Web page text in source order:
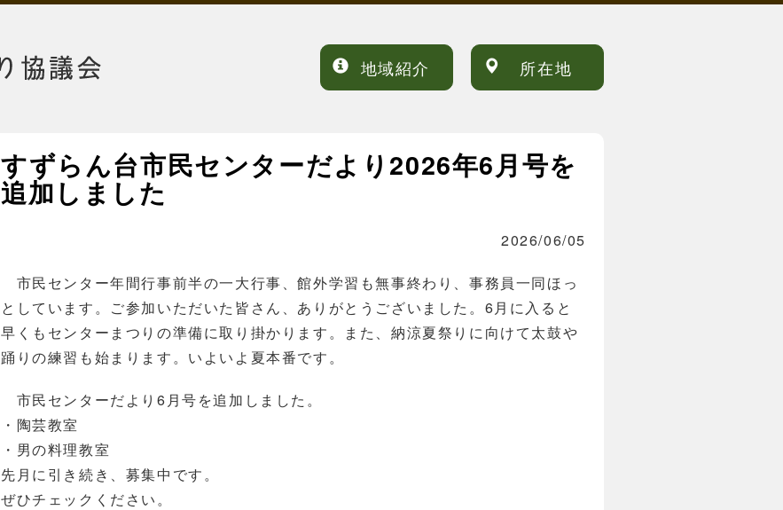
地域紹介 所在地
すずらん台市民センターだより2026年6月号を
追加しました
2026/06/05
市民センター年間行事前半の一大行事、館外学習も無事終わり、事務員一同ほっ
としています。ご参加いただいた皆さん、ありがとうございました。6月に入ると
早くもセンターまつりの準備に取り掛かります。また、納涼夏祭りに向けて太鼓や
踊りの練習も始まります。いよいよ夏本番です。
市民センターだより6月号を追加しました。
・陶芸教室
・男の料理教室
先月に引き続き、募集中です。
ぜひチェックください。